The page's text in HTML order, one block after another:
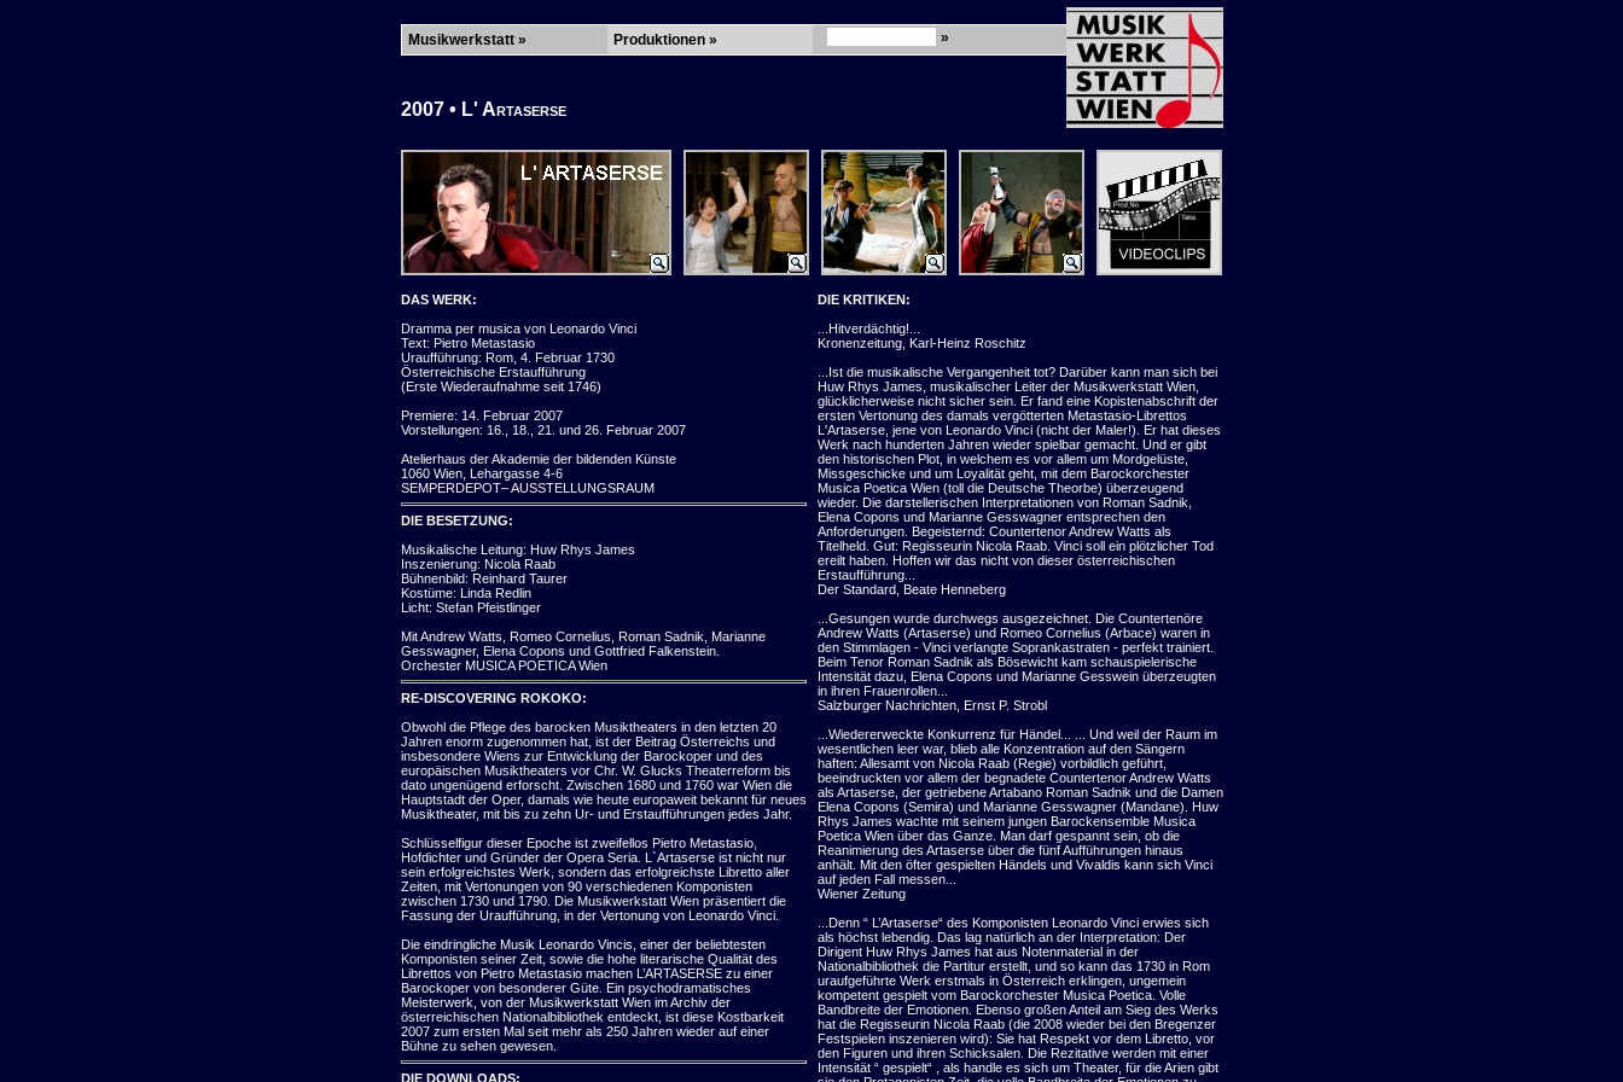
Musikwerkstatt » Produktionen »
2007 • L' Artaserse
DAS WERK:
Dramma per musica von Leonardo Vinci
Text: Pietro Metastasio
Uraufführung: Rom, 4. Februar 1730
Österreichische Erstaufführung
(Erste Wiederaufnahme seit 1746)
Premiere: 14. Februar 2007
Vorstellungen: 16., 18., 21. und 26. Februar 2007
Atelierhaus der Akademie der bildenden Künste
1060 Wien, Lehargasse 4-6
SEMPERDEPOT– AUSSTELLUNGSRAUM
DIE BESETZUNG:
Musikalische Leitung: Huw Rhys James
Inszenierung: Nicola Raab
Bühnenbild: Reinhard Taurer
Kostüme: Linda Redlin
Licht: Stefan Pfeistlinger
Mit Andrew Watts, Romeo Cornelius, Roman Sadnik, Marianne
Gesswagner, Elena Copons und Gottfried Falkenstein.
Orchester MUSICA POETICA Wien
RE-DISCOVERING ROKOKO:
Obwohl die Pflege des barocken Musiktheaters in den letzten 20
Jahren enorm zugenommen hat, ist der Beitrag Österreichs und
insbesondere Wiens zur Entwicklung der Barockoper und des
europäischen Musiktheaters vor Chr. W. Glucks Theaterreform bis
dato ungenügend erforscht. Zwischen 1680 und 1760 war Wien die
Hauptstadt der Oper, damals wie heute europaweit bekannt für neues
Musiktheater, mit bis zu zehn Ur- und Erstaufführungen jedes Jahr.
Schlüsselfigur dieser Epoche ist zweifellos Pietro Metastasio,
Hofdichter und Gründer der Opera Seria. L`Artaserse ist nicht nur
sein erfolgreichstes Werk, sondern das erfolgreichste Libretto aller
Zeiten, mit Vertonungen von 90 verschiedenen Komponisten
zwischen 1730 und 1790. Die Musikwerkstatt Wien präsentiert die
Fassung der Uraufführung, in der Vertonung von Leonardo Vinci.
Die eindringliche Musik Leonardo Vincis, einer der beliebtesten
Komponisten seiner Zeit, sowie die hohe literarische Qualität des
Librettos von Pietro Metastasio machen L’ARTASERSE zu einer
Barockoper von besonderer Güte. Ein psychodramatisches
Meisterwerk, von der Musikwerkstatt Wien im Archiv der
österreichischen Nationalbibliothek entdeckt, ist diese Kostbarkeit
2007 zum ersten Mal seit mehr als 250 Jahren wieder auf einer
Bühne zu sehen gewesen.
DIE DOWNLOADS:
DIE KRITIKEN:
...Hitverdächtig!...
Kronenzeitung, Karl-Heinz Roschitz
...Ist die musikalische Vergangenheit tot? Darüber kann man sich bei
Huw Rhys James, musikalischer Leiter der Musikwerkstatt Wien,
glücklicherweise nicht sicher sein. Er fand eine Kopistenabschrift der
ersten Vertonung des damals vergötterten Metastasio-Librettos
L'Artaserse, jene von Leonardo Vinci (nicht der Maler!). Er hat dieses
Werk nach hunderten Jahren wieder spielbar gemacht. Und er gibt
den historischen Plot, in welchem es vor allem um Mordgelüste,
Missgeschicke und um Loyalität geht, mit dem Barockorchester
Musica Poetica Wien (toll die Deutsche Theorbe) überzeugend
wieder. Die darstellerischen Interpretationen von Roman Sadnik,
Elena Copons und Marianne Gesswagner entsprechen den
Anforderungen. Begeisternd: Countertenor Andrew Watts als
Titelheld. Gut: Regisseurin Nicola Raab. Vinci soll ein plötzlicher Tod
ereilt haben. Hoffen wir das nicht von dieser österreichischen
Erstaufführung...
Der Standard, Beate Henneberg
...Gesungen wurde durchwegs ausgezeichnet. Die Countertenöre
Andrew Watts (Artaserse) und Romeo Cornelius (Arbace) waren in
den Stimmlagen - Vinci verlangte Soprankastraten - perfekt trainiert.
Beim Tenor Roman Sadnik als Bösewicht kam schauspielerische
Intensität dazu, Elena Copons und Marianne Gesswein überzeugten
in ihren Frauenrollen...
Salzburger Nachrichten, Ernst P. Strobl
...Wiedererweckte Konkurrenz für Händel... ... Und weil der Raum im
wesentlichen leer war, blieb alle Konzentration auf den Sängern
haften: Allesamt von Nicola Raab (Regie) vorbildlich geführt,
beeindruckten vor allem der begnadete Countertenor Andrew Watts
als Artaserse, der getriebene Artabano Roman Sadnik und die Damen
Elena Copons (Semira) und Marianne Gesswagner (Mandane). Huw
Rhys James wachte mit seinem jungen Barockensemble Musica
Poetica Wien über das Ganze. Man darf gespannt sein, ob die
Reanimierung des Artaserse über die fünf Aufführungen hinaus
anhält. Mit den öfter gespielten Händels und Vivaldis kann sich Vinci
auf jeden Fall messen...
Wiener Zeitung
...Denn “ L’Artaserse“ des Komponisten Leonardo Vinci erwies sich
als höchst lebendig. Das lag natürlich an der Interpretation: Der
Dirigent Huw Rhys James hat aus Notenmaterial in der
Nationalbibliothek die Partitur erstellt, und so kann das 1730 in Rom
uraufgeführte Werk erstmals in Österreich erklingen, ungemein
kompetent gespielt vom Barockorchester Musica Poetica. Volle
Bandbreite der Emotionen. Ebenso großen Anteil am Sieg des Werks
hat die Regisseurin Nicola Raab (die 2008 wieder bei den Bregenzer
Festspielen inszenieren wird): Sie hat Respekt vor dem Libretto, vor
den Figuren und ihren Schicksalen. Die Rezitative werden mit einer
Intensität “ gespielt“ , als handle es sich um Theater, für die Arien gibt